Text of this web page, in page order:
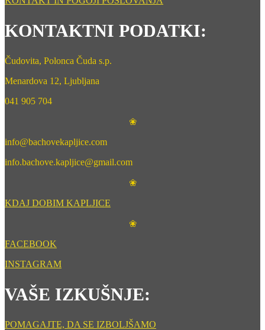
KONTAKTNI PODATKI:
Čudovita, Polonca Čuda s.p.
Menardova 12, Ljubljana
041 905 704
❀
info@bachovekapljice.com
info.bachove.kapljice@gmail.com
❀
KDAJ DOBIM KAPLJICE
❀
FACEBOOK
INSTAGRAM
VAŠE IZKUŠNJE:
POMAGAJTE, DA SE IZBOLJŠAMO